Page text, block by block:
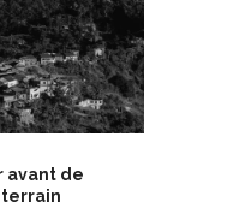
avant de
terrain